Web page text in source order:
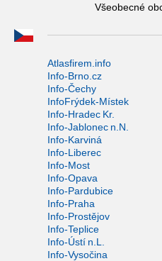
Všeobecné
Atlasfirem.info
Info-Brno.cz
Info-Čechy
InfoFrýdek-Místek
Info-Hradec Kr.
Info-Jablonec n.N.
Info-Karviná
Info-Liberec
Info-Most
Info-Opava
Info-Pardubice
Info-Praha
Info-Prostějov
Info-Teplice
Info-Ústí n.L.
Info-Vysočina